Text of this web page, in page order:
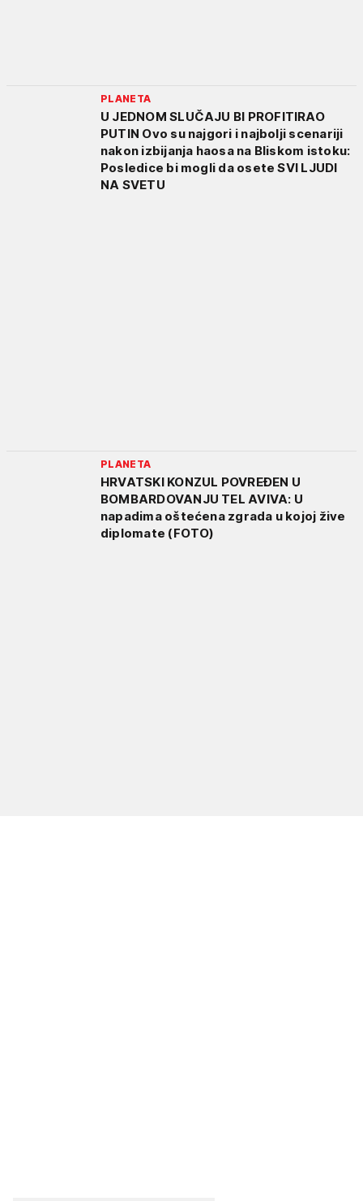
PLANETA
U JEDNOM SLUČAJU BI PROFITIRAO
PUTIN Ovo su najgori i najbolji scenariji
nakon izbijanja haosa na Bliskom istoku:
Posledice bi mogli da osete SVI LJUDI
NA SVETU
PLANETA
HRVATSKI KONZUL POVREĐEN U
BOMBARDOVANJU TEL AVIVA: U
napadima oštećena zgrada u kojoj žive
diplomate (FOTO)